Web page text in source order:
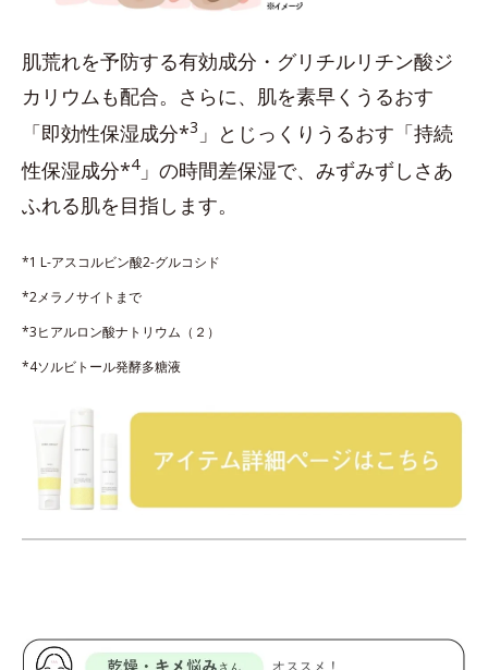
肌荒れを予防する有効成分・グリチルリチン酸ジ
カリウムも配合。さらに、肌を素早くうるおす
「即効性保湿成分*3 」とじっくりうるおす「持続
性保湿成分*4」の時間差保湿で、みずみずしさあ
ふれる肌を目指します。
*1 L-アスコルビン酸2-グルコシド
*2メラノサイトまで
*3ヒアルロン酸ナトリウム（２）
*4ソルビトール発酵多糖液